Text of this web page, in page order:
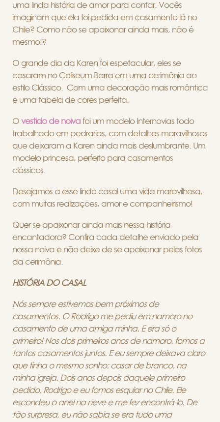
uma linda história de amor para contar. Vocês
imaginam que ela foi pedida em casamento lá no
Chile? Como não se apaixonar ainda mais, não é
mesmo!?
O grande dia da Karen foi espetacular, eles se
casaram no Coliseum Barra em uma cerimônia ao
estilo Clássico. Com uma decoração mais romântica
e uma tabela de cores perfeita.
O vestido de noiva foi um modelo Internovias todo
trabalhado em pedrarias, com detalhes maravilhosos
que deixaram a Karen ainda mais deslumbrante. Um
modelo princesa, perfeito para casamentos
clássicos.
Desejamos a esse lindo casal uma vida maravilhosa,
com muitas realizações, amor e companheirismo!
Quer se apaixonar ainda mais nessa história
encantadora? Confira cada detalhe enviado pela
nossa noiva e não deixe de se apaixonar pelas fotos
da cerimônia.
HISTÓRIA DO CASAL
Nós sempre estivemos bem próximos de
casamentos. O Rodrigo me pediu em namoro no
casamento de uma amiga minha. E era só o
primeiro! Nos dois primeiros anos de namoro, fomos a
tantos casamentos juntos. E eu sempre deixava claro
que tinha o mesmo sonho: casar de branco, na
minha igreja. Dois anos depois daquele primeiro
pedido, Rodrigo e eu fomos esquiar no Chile. Ele
escondeu o anel na neve e me fez encontrá-lo. De
tão surpresa, eu não sabia se era tudo uma